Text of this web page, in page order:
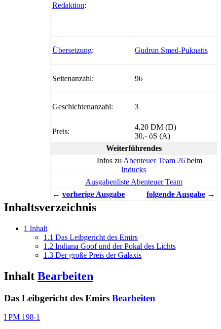
Redaktion:
Übersetzung: Gudrun Smed-Puknatis
Seitenanzahl: 96
Geschichtenanzahl: 3
Preis:
4,20 DM (D)
30,- öS (A)
Weiterführendes
Infos zu Abenteuer Team 26beim
Inducks
Ausgabenliste Abenteuer Team
← vorherige Ausgabe folgende Ausgabe →
Inhaltsverzeichnis
1 Inhalt
1.1 Das Leibgericht des Emirs
1.2 Indiana Goof und der Pokal des Lichts
1.3 Der große Preis der Galaxis
Inhalt Bearbeiten
Das Leibgericht des Emirs Bearbeiten
I PM 198-1